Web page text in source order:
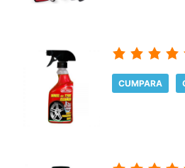
CUMPARA